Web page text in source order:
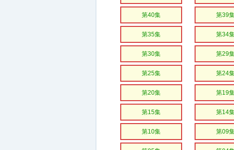
第40集 第39
第35集 第34
第30集 第29
第25集 第24
第20集 第19
第15集 第14
第10集 第09